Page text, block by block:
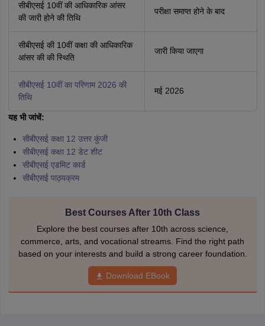
सीबीएसई 10वीं की आधिकारिक आंसर
की जारी होने की तिथि
परीक्षा समाप्त होने के बाद
सीबीएसई की 10वीं कक्षा की आधिकारिक
आंसर की की स्थिति
जारी किया जाएगा
सीबीएसई 10वीं का परिणाम 2026 की
तिथि
मई 2026
यह भी जांचें:
सीबीएसई कक्षा 12 उत्तर कुंजी
सीबीएसई कक्षा 12 डेट शीट
सीबीएसई एडमिट कार्ड
सीबीएसई पाठ्यक्रम
Best Courses After 10th Class
Explore the best courses after 10th across science,
commerce, arts, and vocational streams. Find the right path
based on your interests and build a strong career foundation.
Download EBook